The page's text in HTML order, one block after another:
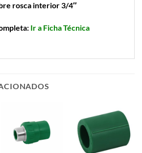
rosca interior 3/4″
Ir a Ficha Técnica